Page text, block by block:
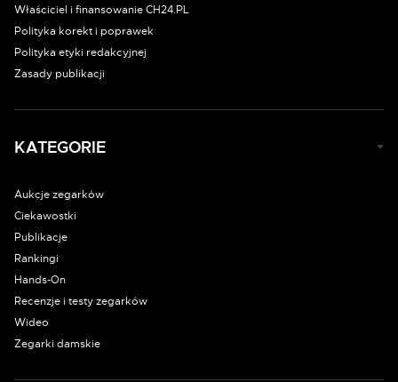
Właściciel i finansowanie CH24.PL
Polityka korekt i poprawek
Polityka etyki redakcyjnej
Zasady publikacji
KATEGORIE
Aukcje zegarków
Ciekawostki
Publikacje
Rankingi
Hands-On
Recenzje i testy zegarków
Wideo
Zegarki damskie